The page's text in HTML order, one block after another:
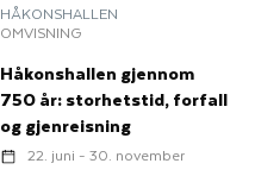
HÅKONSHALLEN
OMVISNING
Håkonshallen gjennom
750 år: storhetstid, forfall
og gjenreisning
22. juni - 30. november